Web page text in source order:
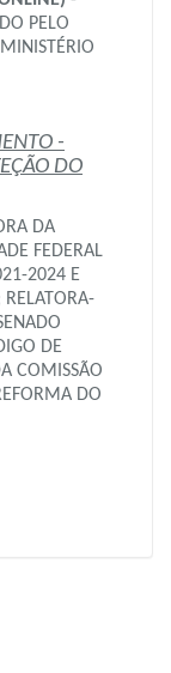
PELO
-
DO
DA
FEDERAL
2024 E
RELATORA-
DE
COMISSÃO
DO